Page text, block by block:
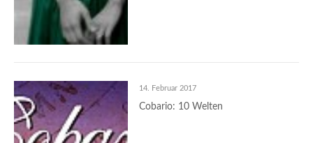
14. Februar 2017
Cobario: 10 Welten